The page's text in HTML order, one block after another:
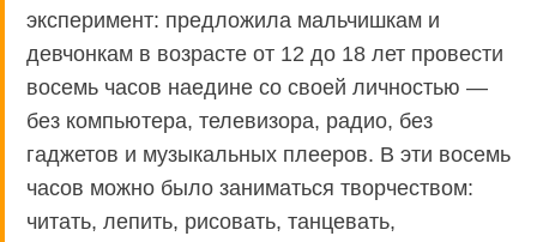
эксперимент: предложила мальчишкам и
девчонкам в возрасте от 12 до 18 лет провести
восемь часов наедине со своей личностью —
без компьютера, телевизора, радио, без
гаджетов и музыкальных плееров. В эти восемь
часов можно было заниматься творчеством:
читать, лепить, рисовать, танцевать,